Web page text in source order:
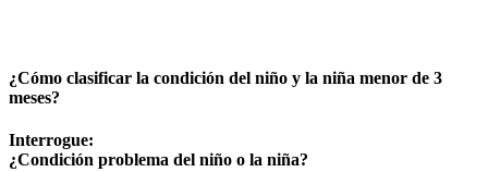
¿Cómo clasificar la condición del niño y la niña menor de 3
meses?
Interrogue:
¿Condición problema del niño o la niña?